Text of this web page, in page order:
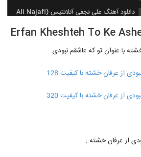
دانلود آهنگ علی نجفی آتلانتیس (Ali Najafi
۳۰۷ بازدید
دانلود آهنگ فرشته از علیرضا قضایی به همراه
کمیکال بند آهنگ قفلی
۲۵۷ بازدید
لالایی
۳۱۰ بازدید
Erfan Kheshteh To Ke
با عنوان تو که عاشقم نبودی
از عرفان خشته با کیفیت 128
از عرفان خشته با کیفیت 320
از عرفان خشته :